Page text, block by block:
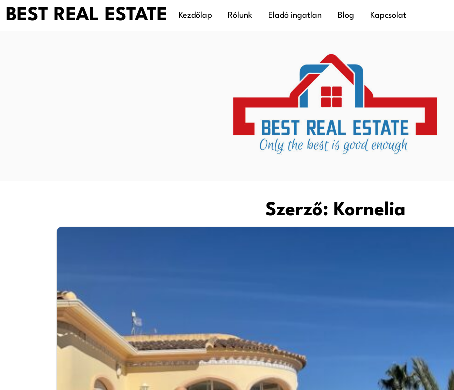
Skip
toBEST REAL ESTATE Kezdőlap Rólunk Eladó ingatlan Blog Kapcsolat
Szerző: Kornelia